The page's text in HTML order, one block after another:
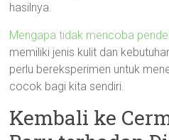
hasilnya.
Mengapa tidak mencoba
memiliki jenis kulit dan
perlu bereksperimen untuk
cocok bagi kita sendiri.
Kembali ke